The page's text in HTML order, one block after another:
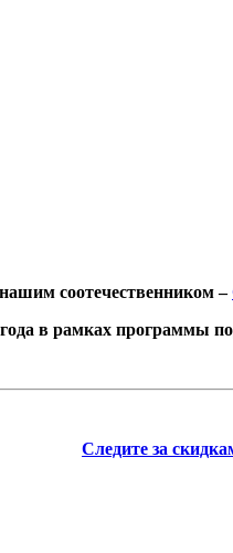
соотечественником –
в рамках программы
Следите за